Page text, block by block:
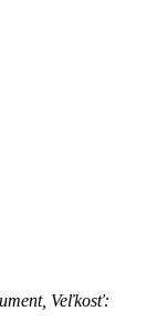
Veľkosť: